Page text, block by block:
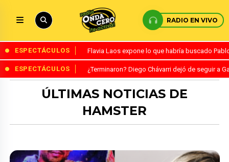
RADIO EN VIVO
ESPECTÁCULOS Flavia Laos expone lo que habría buscado
ESPECTÁCULOS ¿Terminaron? Diego Chávarri dejó de seguir a
ÚLTIMAS NOTICIAS DE
HAMSTER